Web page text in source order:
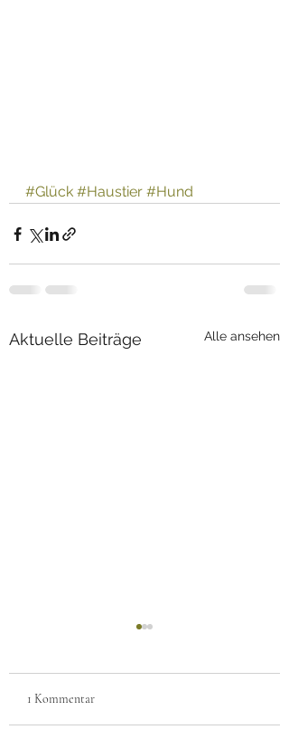
#Glück #Haustier #Hund
Aktuelle Beiträge Alle ansehen
1 Kommentar